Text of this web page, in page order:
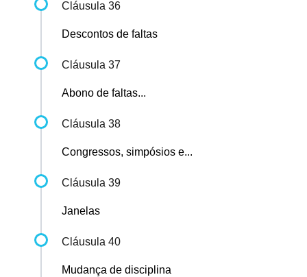
Cláusula 36
Descontos de faltas
Cláusula 37
Abono de faltas...
Cláusula 38
Congressos, simpósios e...
Cláusula 39
Janelas
Cláusula 40
Mudança de disciplina